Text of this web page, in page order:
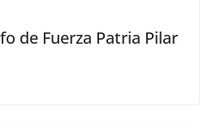
de Fuerza Patria Pilar